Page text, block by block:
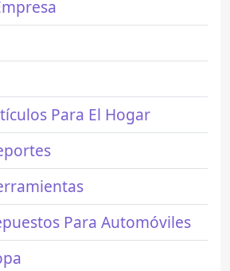
Para El Hogar
Para Automóviles